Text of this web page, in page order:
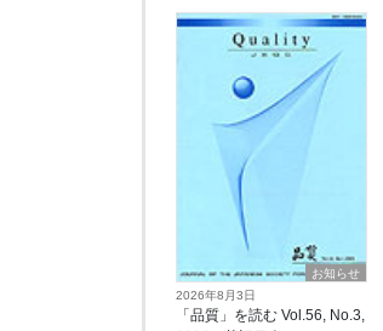
お知らせ
2026年8月3日
「品質」を読む Vol.56, No.3,